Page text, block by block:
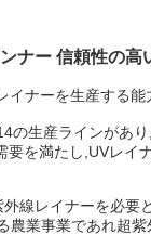
ナー 信頼性の高
イナーを生産する
の生産ラインがあ
を満たし,UVレイ
線レイナーを必
農業事業であれ超